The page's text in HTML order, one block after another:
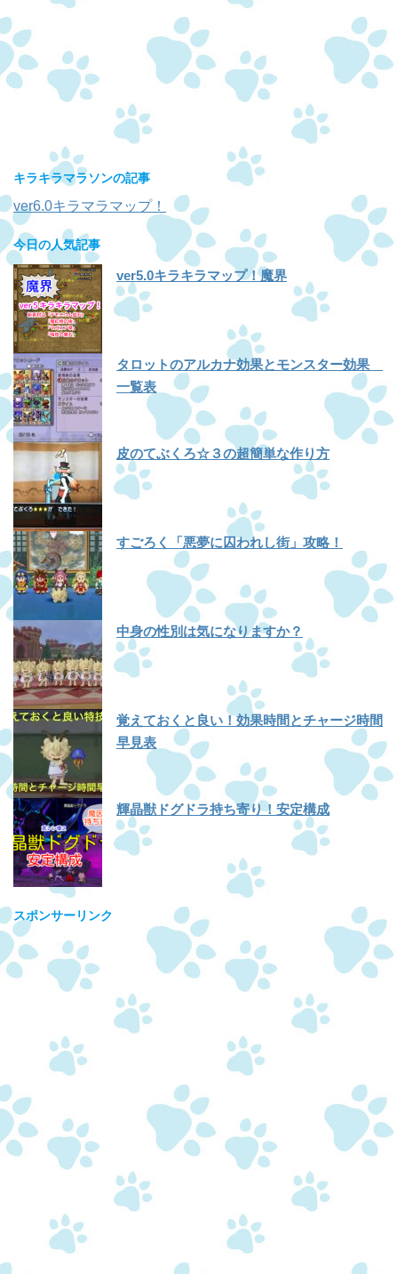
キラキラマラソンの記事
ver6.0キラマラマップ！
今日の人気記事
ver5.0キラキラマップ！魔界
タロットのアルカナ効果とモンスター効果
一覧表
皮のてぶくろ☆３の超簡単な作り方
すごろく「悪夢に囚われし街」攻略！
中身の性別は気になりますか？
覚えておくと良い！効果時間とチャージ時間
早見表
輝晶獣ドグドラ持ち寄り！安定構成
スポンサーリンク